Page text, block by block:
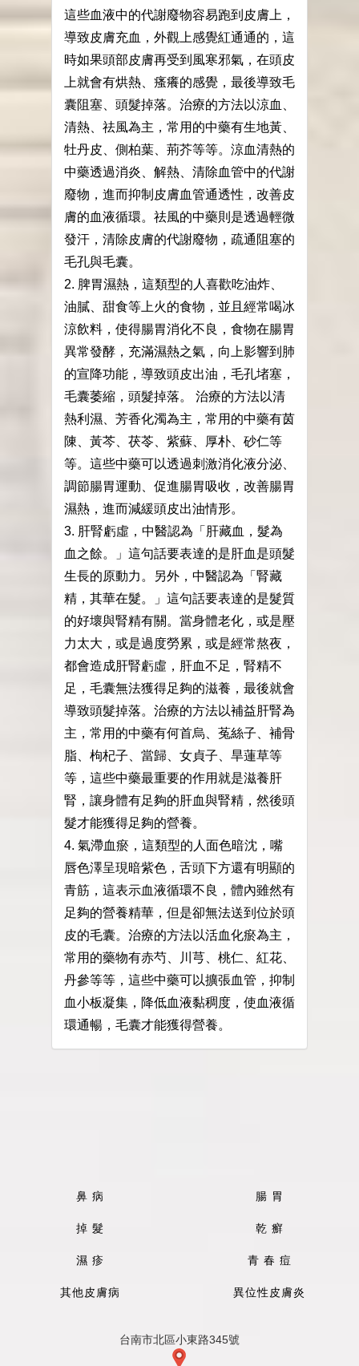
這些血液中的代謝廢物容易跑到皮膚上，
導致皮膚充血，外觀上感覺紅通通的，這
時如果頭部皮膚再受到風寒邪氣，在頭皮
上就會有烘熱、瘙癢的感覺，最後導致毛
囊阻塞、頭髮掉落。治療的方法以涼血、
清熱、祛風為主，常用的中藥有生地黃、
牡丹皮、側柏葉、荊芥等等。涼血清熱的
中藥透過消炎、解熱、清除血管中的代謝
廢物，進而抑制皮膚血管通透性，改善皮
膚的血液循環。祛風的中藥則是透過輕微
發汗，清除皮膚的代謝廢物，疏通阻塞的
毛孔與毛囊。
2. 脾胃濕熱，這類型的人喜歡吃油炸、
油膩、甜食等上火的食物，並且經常喝冰
涼飲料，使得腸胃消化不良，食物在腸胃
異常發酵，充滿濕熱之氣，向上影響到肺
的宣降功能，導致頭皮出油，毛孔堵塞，
毛囊萎縮，頭髮掉落。 治療的方法以清
熱利濕、芳香化濁為主，常用的中藥有茵
陳、黃芩、茯苓、紫蘇、厚朴、砂仁等
等。這些中藥可以透過刺激消化液分泌、
調節腸胃運動、促進腸胃吸收，改善腸胃
濕熱，進而減緩頭皮出油情形。
3. 肝腎虧虛，中醫認為「肝藏血，髮為
血之餘。」這句話要表達的是肝血是頭髮
生長的原動力。另外，中醫認為「腎藏
精，其華在髮。」這句話要表達的是髮質
的好壞與腎精有關。當身體老化，或是壓
力太大，或是過度勞累，或是經常熬夜，
都會造成肝腎虧虛，肝血不足，腎精不
足，毛囊無法獲得足夠的滋養，最後就會
導致頭髮掉落。治療的方法以補益肝腎為
主，常用的中藥有何首烏、菟絲子、補骨
脂、枸杞子、當歸、女貞子、旱蓮草等
等，這些中藥最重要的作用就是滋養肝
腎，讓身體有足夠的肝血與腎精，然後頭
髮才能獲得足夠的營養。
4. 氣滯血瘀，這類型的人面色暗沈，嘴
唇色澤呈現暗紫色，舌頭下方還有明顯的
青筋，這表示血液循環不良，體內雖然有
足夠的營養精華，但是卻無法送到位於頭
皮的毛囊。治療的方法以活血化瘀為主，
常用的藥物有赤芍、川芎、桃仁、紅花、
丹參等等，這些中藥可以擴張血管，抑制
血小板凝集，降低血液黏稠度，使血液循
環通暢，毛囊才能獲得營養。
鼻 病 腸 胃
掉 髮 乾 癬
濕 疹 青 春 痘
其他皮膚病 異位性皮膚炎
台南市北區小東路345號